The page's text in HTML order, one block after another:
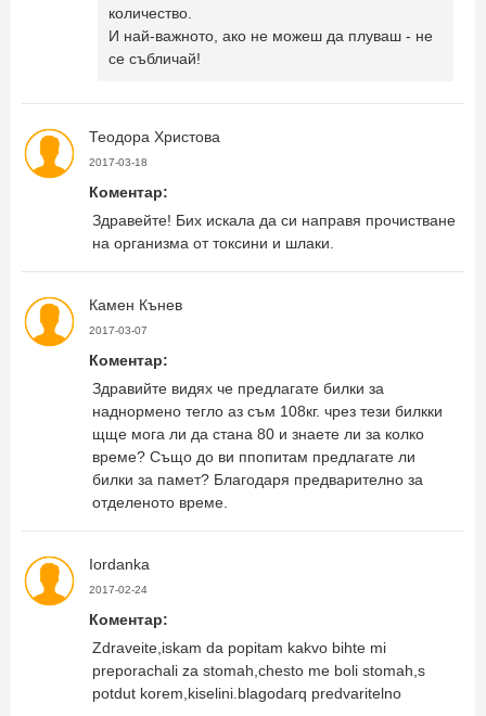
количество.
И най-важното, ако не можеш да плуваш - не
се събличай!
Теодора Христова
2017-03-18
Коментар:
Здравейте! Бих искала да си направя прочистване
на организма от токсини и шлаки.
Камен Кънев
2017-03-07
Коментар:
Здравийте видях че предлагате билки за
наднормено тегло аз съм 108кг. чрез тези билкки
щще мога ли да стана 80 и знаете ли за колко
време? Също до ви ппопитам предлагате ли
билки за памет? Благодаря предварително за
отделеното време.
Iordanka
2017-02-24
Коментар:
Zdraveite,iskam da popitam kakvo bihte mi
preporachali za stomah,chesto me boli stomah,s
potdut korem,kiselini.blagodarq predvaritelno